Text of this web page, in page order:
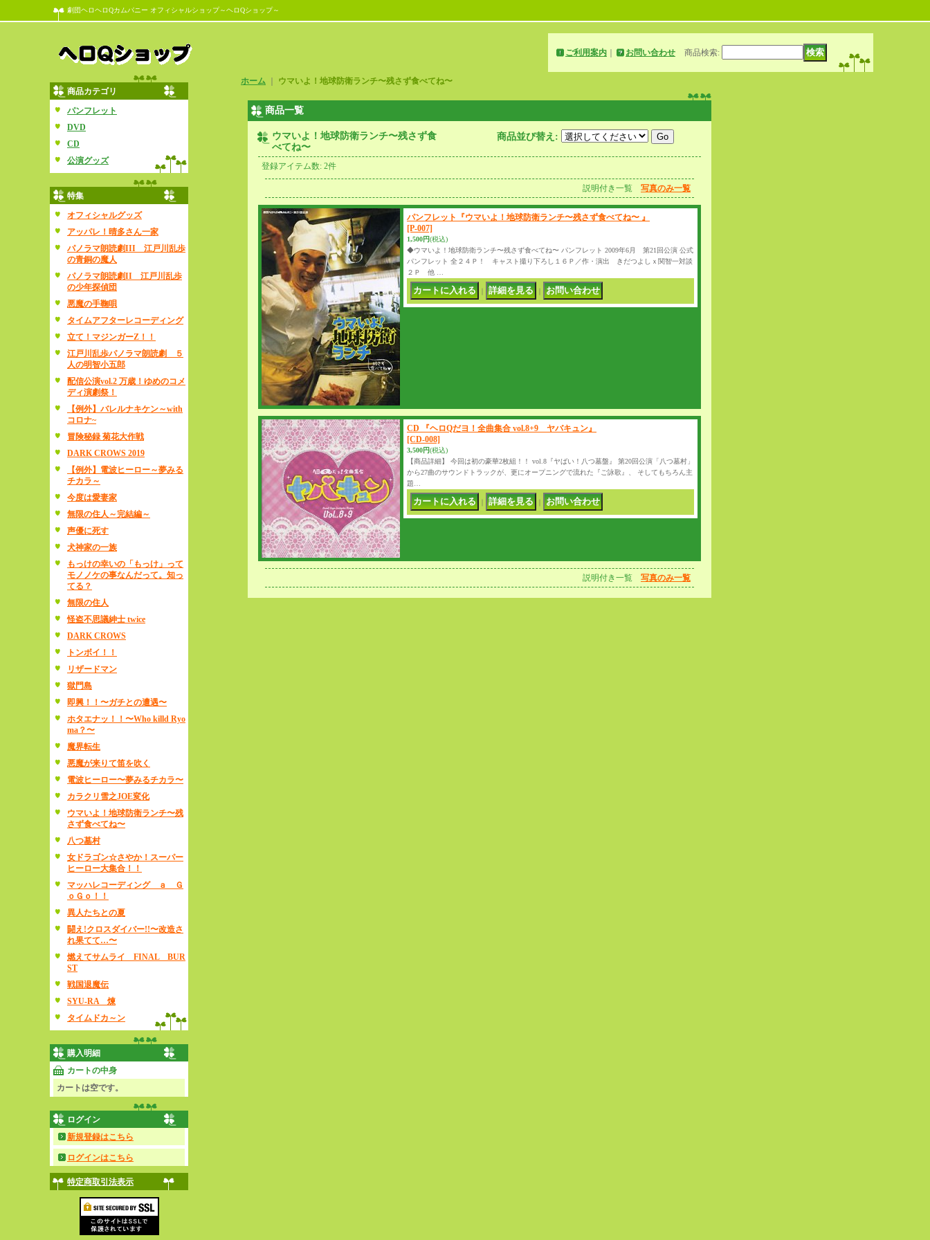
劇団ヘロヘロQカムパニー オフィシャルショップ～ヘロQショップ～
ご利用案内 お問い合わせ 商品検索:
商品カテゴリ
パンフレット
DVD
CD
公演グッズ
特集
オフィシャルグッズ
アッパレ！晴多さん一家
パノラマ朗読劇III 江戸川乱歩
の青銅の魔人
パノラマ朗読劇II 江戸川乱歩
の少年探偵団
悪魔の手鞠唄
タイムアフターレコーディング
立て！マジンガーZ！！
江戸川乱歩パノラマ朗読劇 ５
人の明智小五郎
配信公演vol.2 万歳！ゆめのコメ
ディ演劇祭！
【例外】バレルナキケン～with
コロナ~
冒険秘録 菊花大作戦
DARK CROWS 2019
【例外】電波ヒーロー～夢みる
チカラ～
今度は愛妻家
無限の住人～完結編～
声優に死す
犬神家の一族
もっけの幸いの「もっけ」って
モノノケの事なんだって。知っ
てる？
無限の住人
怪盗不思議紳士 twice
DARK CROWS
トンボイ！！
リザードマン
獄門島
即興！！〜ガチとの遭遇〜
ホタエナッ！！〜Who killd Ryo
ma？〜
魔界転生
悪魔が来りて笛を吹く
電波ヒーロー〜夢みるチカラ〜
カラクリ雪之JOE変化
ウマいよ！地球防衛ランチ〜残
さず食べてね〜
八つ墓村
女ドラゴン☆さやか！スーパー
ヒーロー大集合！！
マッハレコーディング ａ Ｇ
ｏＧｏ！！
異人たちとの夏
闘え!クロスダイバー!!〜改造さ
れ果てて…〜
燃えてサムライ FINAL BUR
ST
戦国退魔伝
SYU-RA 煉
タイムドカ～ン
購入明細
カートの中身
カートは空です。
ログイン
新規登録はこちら
ログインはこちら
特定商取引法表示
ホーム ウマいよ！地球防衛ランチ〜残さず食べてね〜
商品一覧
ウマいよ！地球防衛ランチ〜残さず食
べてね〜
商品並び替え :
登録アイテム数: 2件
説明付き一覧 写真のみ一覧
パンフレット『ウマいよ！地球防衛ランチ〜残さず食べてね〜 』
[P-007]
1,500円(税込)
◆ウマいよ！地球防衛ランチ〜残さず食べてね〜 パンフレット 2009年6月 第21回公演 公式
パンフレット 全２４Ｐ！ キャスト撮り下ろし１６Ｐ／作・演出 きだつよしｘ関智一対談
２Ｐ 他 …
CD 『ヘロQだヨ！全曲集合 vol.8+9 ヤバキュン』
[CD-008]
3,500円(税込)
【商品詳細】 今回は初の豪華2枚組！！ vol.8『ヤばい！八つ墓盤』 第20回公演「八つ墓村」
から27曲のサウンドトラックが、更にオープニングで流れた『ご詠歌』、 そしてもちろん主
題…
説明付き一覧 写真のみ一覧